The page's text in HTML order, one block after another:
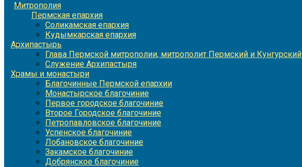
Митрополия
Пермская епархия
Соликамская епархия
Кудымкарская епархия
Архипастырь
Глава Пермской митрополии, митрополит Пермский и Кунгурский
Служение Архипастыря
Храмы и монастыри
Благочинные Пермской епархии
Монастырское благочиние
Первое городское благочиние
Второе Городское благочиние
Петропавловское благочиние
Успенское благочиние
Лобановское благочиние
Закамское благочиние
Добрянское благочиние